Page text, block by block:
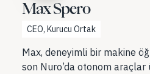
Max Spero
CEO, Kurucu Ortak
Max, deneyimli bir makine
son Nuro’da otonom araçlar